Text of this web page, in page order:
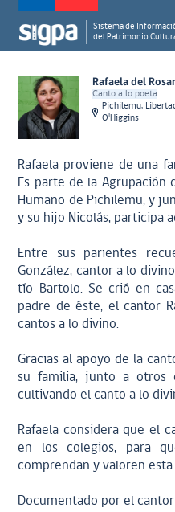
Sistema de
del Patrimonio
Rafaela del
Canto a lo poeta
Pichilemu,
O'Higgins
Rafaela proviene de una
Es parte de la Agrupación
Humano de Pichilemu, y
y su hijo Nicolás, participa
Entre sus parientes
González, cantor a lo
tío Bartolo. Se crió en
padre de éste, el cantor
cantos a lo divino.
Gracias al apoyo de la
su familia, junto a otros
cultivando el canto a lo
Rafaela considera que el
en los colegios, para
comprendan y valoren
Documentado por el